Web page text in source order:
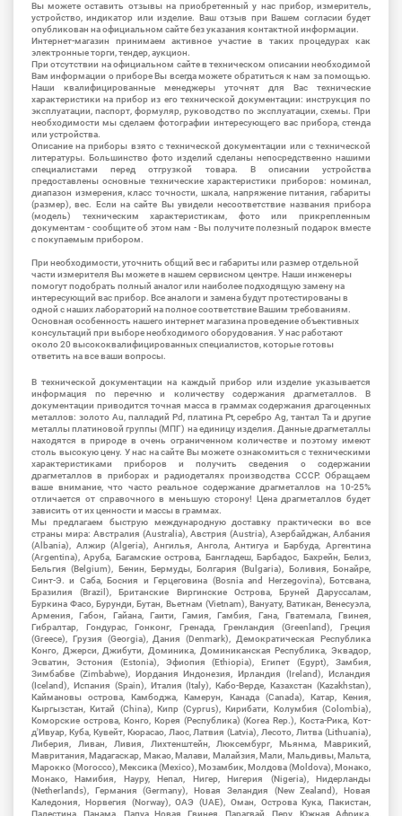
Вы можете оставить отзывы на приобретенный у нас прибор, измеритель,
устройство, индикатор или изделие. Ваш отзыв при Вашем согласии будет
опубликован на официальном сайте без указания контактной информации.
Интернет-магазин принимаем активное участие в таких процедурах как
электронные торги, тендер, аукцион.
При отсутствии на официальном сайте в техническом описании необходимой
Вам информации о приборе Вы всегда можете обратиться к нам за помощью.
Наши квалифицированные менеджеры уточнят для Вас технические
характеристики на прибор из его технической документации: инструкция по
эксплуатации, паспорт, формуляр, руководство по эксплуатации, схемы. При
необходимости мы сделаем фотографии интересующего вас прибора, стенда
или устройства.
Описание на приборы взято с технической документации или с технической
литературы. Большинство фото изделий сделаны непосредственно нашими
специалистами перед отгрузкой товара. В описании устройства
предоставлены основные технические характеристики приборов: номинал,
диапазон измерения, класс точности, шкала, напряжение питания, габариты
(размер), вес. Если на сайте Вы увидели несоответствие названия прибора
(модель) техническим характеристикам, фото или прикрепленным
документам - сообщите об этом нам - Вы получите полезный подарок вместе
с покупаемым прибором.
При необходимости, уточнить общий вес и габариты или размер отдельной
части измерителя Вы можете в нашем сервисном центре. Наши инженеры
помогут подобрать полный аналог или наиболее подходящую замену на
интересующий вас прибор. Все аналоги и замена будут протестированы в
одной с наших лабораторий на полное соответствие Вашим требованиям.
Основная особенность нашего интернет магазина проведение объективных
консультаций при выборе необходимого оборудования. У нас работают
около 20 высококвалифицированных специалистов, которые готовы
ответить на все ваши вопросы.
В технической документации на каждый прибор или изделие указывается
информация по перечню и количеству содержания драгметаллов. В
документации приводится точная масса в граммах содержания драгоценных
металлов: золото Au, палладий Pd, платина Pt, серебро Ag, тантал Ta и другие
металлы платиновой группы (МПГ) на единицу изделия. Данные драгметаллы
находятся в природе в очень ограниченном количестве и поэтому имеют
столь высокую цену. У нас на сайте Вы можете ознакомиться с техническими
характеристиками приборов и получить сведения о содержании
драгметаллов в приборах и радиодеталях производства СССР. Обращаем
ваше внимание, что часто реальное содержание драгметаллов на 10-25%
отличается от справочного в меньшую сторону! Цена драгметаллов будет
зависить от их ценности и массы в граммах.
Мы предлагаем быструю международную доставку практически во все
страны мира: Австралия (Australia), Австрия (Austria), Азербайджан, Албания
(Albania), Алжир (Algeria), Ангилья, Ангола, Антигуа и Барбуда, Аргентина
(Argentina), Аруба, Багамские острова, Бангладеш, Барбадос, Бахрейн, Белиз,
Бельгия (Belgium), Бенин, Бермуды, Болгария (Bulgaria), Боливия, Бонайре,
Синт-Э. и Саба, Босния и Герцеговина (Bosnia and Herzegovina), Ботсвана,
Бразилия (Brazil), Британские Виргинские Острова, Бруней Даруссалам,
Буркина Фасо, Бурунди, Бутан, Вьетнам (Vietnam), Вануату, Ватикан, Венесуэла,
Армения, Габон, Гайана, Гаити, Гамия, Гамбия, Гана, Гватемала, Гвинея,
Гибралтар, Гондурас, Гонконг, Гренада, Гренландия (Greenland), Греция
(Greece), Грузия (Georgia), Дания (Denmark), Демократическая Республика
Конго, Джерси, Джибути, Доминика, Доминиканская Республика, Эквадор,
Эсватин, Эстония (Estonia), Эфиопия (Ethiopia), Египет (Egypt), Замбия,
Зимбабве (Zimbabwe), Иордания Индонезия, Ирландия (Ireland), Исландия
(Iceland), Испания (Spain), Италия (Italy), Кабо-Верде, Казахстан (Kazakhstan),
Каймановы острова, Камбоджа, Камерун, Канада (Canada), Катар, Кения,
Кыргызстан, Китай (China), Кипр (Cyprus), Кирибати, Колумбия (Colombia),
Коморские острова, Конго, Корея (Республика) (Korea Rep.), Коста-Рика, Кот-
д'Ивуар, Куба, Кувейт, Кюрасао, Лаос, Латвия (Latvia), Лесото, Литва (Lithuania),
Либерия, Ливан, Ливия, Лихтенштейн, Люксембург, Мьянма, Маврикий,
Мавритания, Мадагаскар, Макао, Малави, Малайзия, Мали, Мальдивы, Мальта,
Марокко (Morocco), Мексика (Mexico), Мозамбик, Молдова (Moldova), Монако,
Монако, Намибия, Науру, Непал, Нигер, Нигерия (Nigeria), Нидерланды
(Netherlands), Германия (Germany), Новая Зеландия (New Zealand), Новая
Каледония, Норвегия (Norway), ОАЭ (UAE), Оман, Острова Кука, Пакистан,